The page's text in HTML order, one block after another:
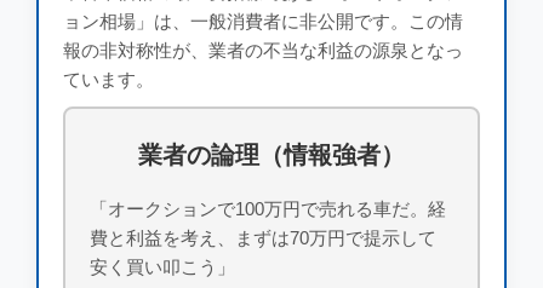
ョン相場」は、一般消費者に非公開です。この情
報の非対称性が、業者の不当な利益の源泉となっ
ています。
業者の論理（情報強者）
「オークションで100万円で売れる車だ。経
費と利益を考え、まずは70万円で提示して
安く買い叩こう」